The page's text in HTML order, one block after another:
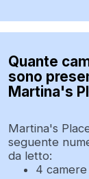
Quante
sono
Martina's
Martina's
seguente
da letto:
4